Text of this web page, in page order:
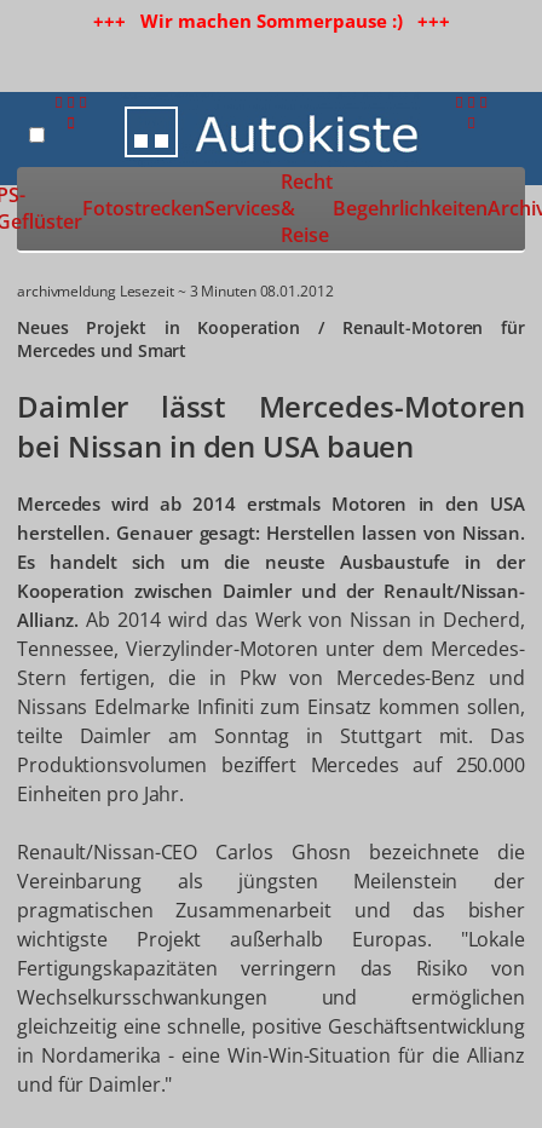
+++ Wir machen Sommerpause :) +++
Zur Startseite
FotostreckenServices
Recht
&
Reise
Begehrlichkeiten
archivmeldung Lesezeit ~ 3 Minuten08.01.2012
Neues Projekt in Kooperation / Renault-Motoren für
Mercedes und Smart
Daimler lässt Mercedes-Motoren
bei Nissan in den USA bauen
Mercedes wird ab 2014 erstmals Motoren in den USA
herstellen. Genauer gesagt: Herstellen lassen von Nissan.
Es handelt sich um die neuste Ausbaustufe in der
Kooperation zwischen Daimler und der Renault/Nissan-
Allianz.Ab 2014 wird das Werk von Nissan in Decherd,
Tennessee, Vierzylinder-Motoren unter dem Mercedes-
Stern fertigen, die in Pkw von Mercedes-Benz und
Nissans Edelmarke Infiniti zum Einsatz kommen sollen,
teilte Daimler am Sonntag in Stuttgart mit. Das
Produktionsvolumen beziffert Mercedes auf 250.000
Einheiten pro Jahr.
Renault/Nissan-CEO Carlos Ghosn bezeichnete die
Vereinbarung als jüngsten Meilenstein der
pragmatischen Zusammenarbeit und das bisher
wichtigste Projekt außerhalb Europas. "Lokale
Fertigungskapazitäten verringern das Risiko von
Wechselkursschwankungen und ermöglichen
gleichzeitig eine schnelle, positive Geschäftsentwicklung
in Nordamerika - eine Win-Win-Situation für die Allianz
und für Daimler."